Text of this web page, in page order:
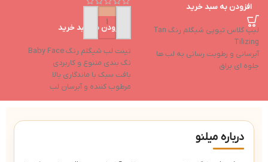
افزودن به سبد خرید
لیپ گلاس تیوپی شیگلم رنگ Tan
Tilizing
آبرسانی و رطوبت رسانی به لب ها
جلوه ای براق
افزودن به سبد خرید
تینت لب شیگلم رنگ Baby Face
نگ بندی متنوع و کاربردی
بافت سبک با ماندگاری بالا
مرطوب کننده و آبرسان لب
جلوه نهایی براق
درباره میلنو